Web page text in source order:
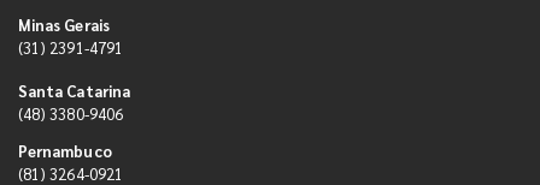
Minas Gerais
(31) 2391-4791
Santa Catarina
(48) 3380-9406
Pernambuco
(81) 3264-0921